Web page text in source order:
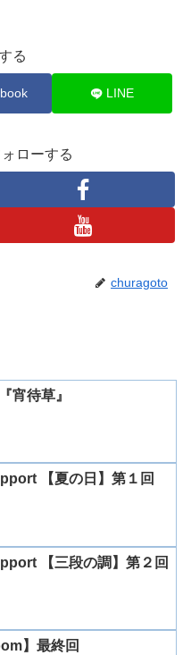
る
LINE
ローする
churagoto
宵待草』
【夏の日】第１回
【三段の調】第２回
】最終回